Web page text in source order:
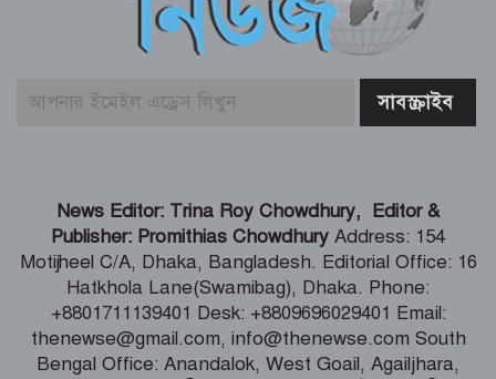
বছরও যেতে দেয়া হবে না – মির্জা ফখরুল
গণমাধ্যমের ওপর কোনো গোয়েন্দা চাপ
নেই; দাবি তথ্যমন্ত্রীর
পাঠালেন আসিফ মাহমুদ
আলোচিত কনটেন্ট ক্রিয়েটর রিপন মিয়া
গ্রেফতার
News Editor: Trina Roy Chowdhury, Editor &
Publisher: Promithias Chowdhury Address: 154
Motijheel C/A, Dhaka, Bangladesh. Editorial Office: 16
Hatkhola Lane(Swamibag), Dhaka. Phone:
+8801711139401 Desk: +8809696029401 Email:
thenewse@gmail.com, info@thenewse.com South
Bengal Office: Anandalok, West Goail, Agailjhara,